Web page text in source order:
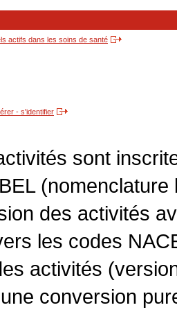
actifs dans les soins de santé
- s'identifier
sont
des activités
les codes
activités
conversion